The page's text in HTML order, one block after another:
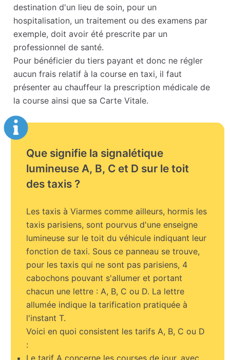
destination d'un lieu de soin, pour un
hospitalisation, un traitement ou des examens par
exemple, doit avoir été prescrite par un
professionnel de santé.
Pour bénéficier du tiers payant et donc ne régler
aucun frais relatif à la course en taxi, il faut
présenter au chauffeur la prescription médicale de
la course ainsi que sa Carte Vitale.
Que signifie la signalétique
lumineuse A, B, C et D sur le toit
des taxis ?
Les taxis à Viarmes comme ailleurs, hormis les
taxis parisiens, sont pourvus d'une enseigne
lumineuse sur le toit du véhicule indiquant leur
fonction de taxi. Sous ce panneau se trouve,
pour les taxis qui ne sont pas parisiens, 4
cabochons pouvant s'allumer et portant
chacun une lettre : A, B, C ou D. La lettre
allumée indique la tarification pratiquée à
l'instant T.
Voici en quoi consistent les tarifs A, B, C ou D
: